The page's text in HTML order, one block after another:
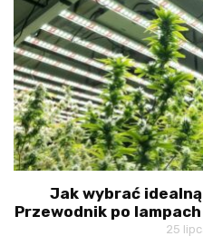
Jak wybrać
Przewodnik po
25